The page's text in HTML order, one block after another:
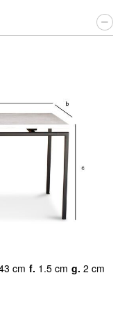
cm f. 1.5 cm g. 2 cm